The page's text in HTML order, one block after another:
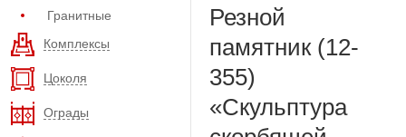
Гранитные
Комплексы
Цоколя
Ограды
Резной
памятник (12-
355)
«Скульптура